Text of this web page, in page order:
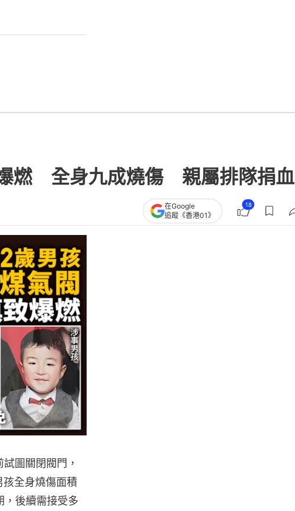
燃 全身九成燒傷 親屬排隊捐血
在Google
追蹤《香港01》
18
圖關閉閥門，
全身燒傷面積
，後續需接受多